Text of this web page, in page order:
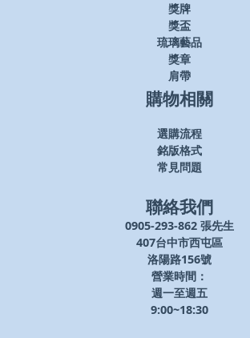
獎牌
獎盃
琉璃藝品
獎章
肩帶
購物相關
選購流程
銘版格式
常見問題
聯絡我們
0905-293-862 張先生
407台中市西屯區
洛陽路156號
營業時間：
週一至週五
9:00~18:30